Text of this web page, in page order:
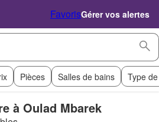
FavorisGérer vos alertes
Pièces Salles de bains Type
à Oulad Mbarek